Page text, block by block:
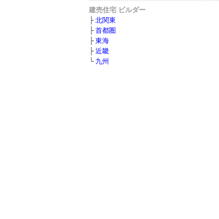
建売住宅 ビルダー
北関東
首都圏
東海
近畿
九州